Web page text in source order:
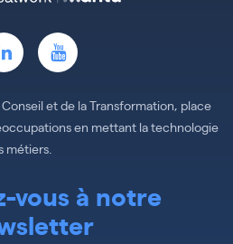
et de la Transformation, place
en mettant la technologie
métiers.
vous à notre